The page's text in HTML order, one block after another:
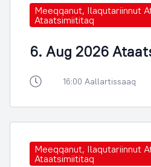
Meeqqanut, Ilaqutariinnut
Ataatsimiititaq
6. Aug 2026
16:00 Aallartissaaq
Meeqqanut, Ilaqutariinnut
Ataatsimiititaq